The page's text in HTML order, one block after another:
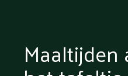
Maaltijden